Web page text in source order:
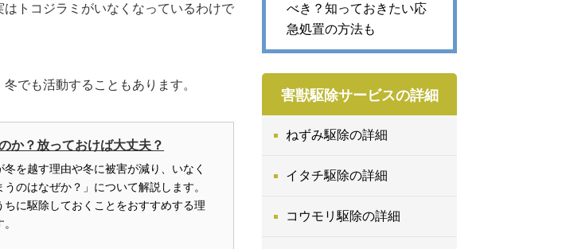
トコジラミがいなくなっているわけで
でも活動することもあります。
か？放っておけば大丈夫？
を越す理由や冬に被害が減り、いなく
のはなぜか？」について解説します。
ちに駆除しておくことをおすすめする理
べき？知っておきたい応
急処置の方法も
害獣駆除サービスの詳細
ねずみ駆除の詳細
イタチ駆除の詳細
コウモリ駆除の詳細